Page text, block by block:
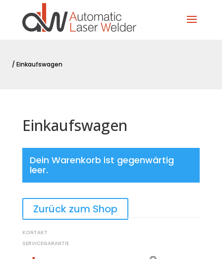
/Einkaufswagen
Einkaufswagen
Dein Warenkorb ist gegenwärtig
leer.
Zurück zum Shop
KONTAKT
SERVICEGARANTIE​